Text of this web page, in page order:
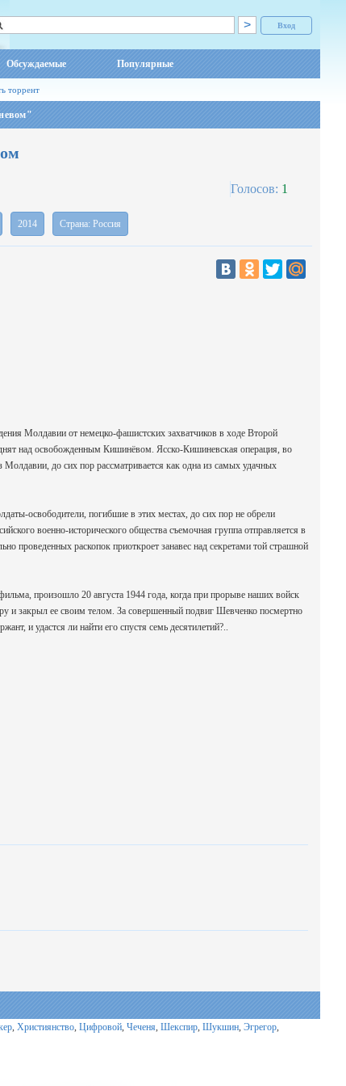
Вход
Обсуждаемые Популярные
торрент
Голосов: 1
2014 Страна: Россия
Молдавии от немецко-фашистских захватчиков в ходе Второй
над освобожденным Кишинёвом. Ясско-Кишиневская операция, во
до сих пор рассматривается как одна из самых удачных
освободители, погибшие в этих местах, до сих пор не обрели
военно-исторического общества съемочная группа отправляется в
проведенных раскопок приоткроет занавес над секретами той страшной
произошло 20 августа 1944 года, когда при прорыве наших войск
и закрыл ее своим телом. За совершенный подвиг Шевченко посмертно
и удастся ли найти его спустя семь десятилетий?..
, Християнство, Цифровой, Чеченя, Шекспир, Шукшин, Эгрегор,